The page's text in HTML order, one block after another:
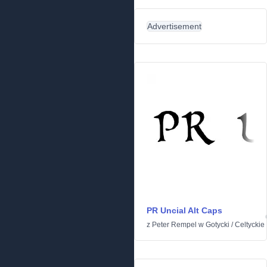
Advertisement
PR Uncial Alt Caps
z Peter Rempel w Gotycki /Celtyckie